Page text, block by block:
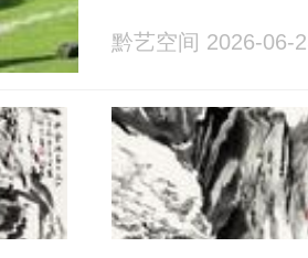
黔艺空间 2026-06-